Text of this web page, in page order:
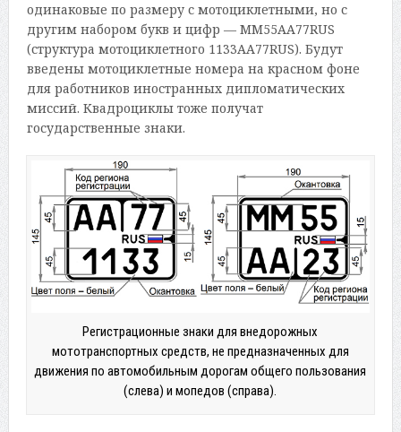
одинаковые по размеру с мотоциклетными, но с
другим набором букв и цифр — ММ55АА77RUS
(структура мотоциклетного 1133АА77RUS). Будут
введены мотоциклетные номера на красном фоне
для работников иностранных дипломатических
миссий. Квадроциклы тоже получат
государственные знаки.
Регистрационные знаки для внедорожных
мототранспортных средств, не предназначенных для
движения по автомобильным дорогам общего пользования
(слева) и мопедов (справа).